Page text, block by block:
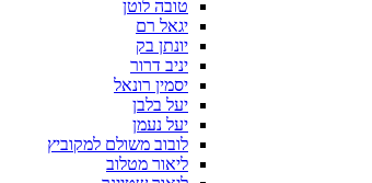
טובה לוטן
יגאל רם
יונתן בק
יניב דרור
יסמין רונאל
יעל בלבן
יעל נעמן
לובוב משולם למקוביץ
ליאור מטלוב